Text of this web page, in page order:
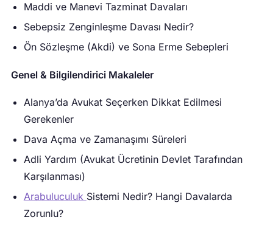
Maddi ve Manevi Tazminat Davaları
Sebepsiz Zenginleşme Davası Nedir?
Ön Sözleşme (Akdi) ve Sona Erme Sebepleri
Genel & Bilgilendirici Makaleler
Alanya’da Avukat Seçerken Dikkat Edilmesi
Gerekenler
Dava Açma ve Zamanaşımı Süreleri
Adli Yardım (Avukat Ücretinin Devlet Tarafından
Karşılanması)
Arabuluculuk Sistemi Nedir? Hangi Davalarda
Zorunlu?